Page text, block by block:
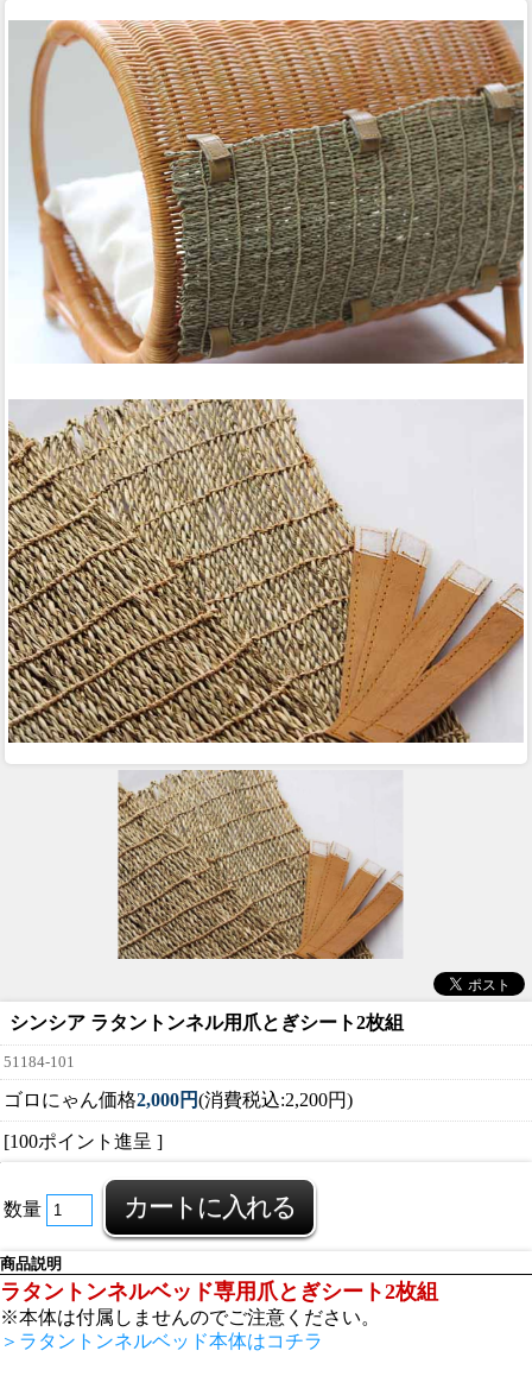
シンシア ラタントンネル用爪とぎシート2枚組
51184-101
ゴロにゃん価格2,000円(消費税込:2,200円)
[100ポイント進呈 ]
数量
商品説明
ラタントンネルベッド専用爪とぎシート2枚組
※本体は付属しませんのでご注意ください。
＞ラタントンネルベッド本体はコチラ